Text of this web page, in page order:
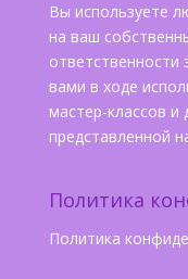
Вы используете
на ваш
ответственности
вами в ходе
мастер-классов
представленной
Политика
Политика